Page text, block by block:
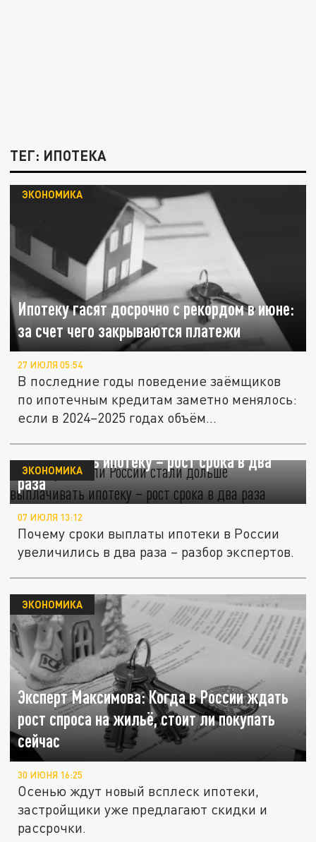
ТЕГ: ИПОТЕКА
Ипотеку гасят досрочно с рекордом в июне:
за счет чего закрываются платежи
ЭКОНОМИКА
27 ИЮЛЯ 05:54
В последние годы поведение заёмщиков
по ипотечным кредитам заметно менялось:
если в 2024–2025 годах объём...
Почему жители России стали дольше
выплачивать ипотеку – рост срока в два
раза
ЭКОНОМИКА
07 ИЮЛЯ 13:12
Почему сроки выплаты ипотеки в России
увеличились в два раза – разбор экспертов.
Эксперт Максимова: Когда в России ждать
рост спроса на жильё, стоит ли покупать
сейчас
ЭКОНОМИКА
30 ИЮНЯ 16:25
Осенью ждут новый всплеск ипотеки,
застройщики уже предлагают скидки и
рассрочки.